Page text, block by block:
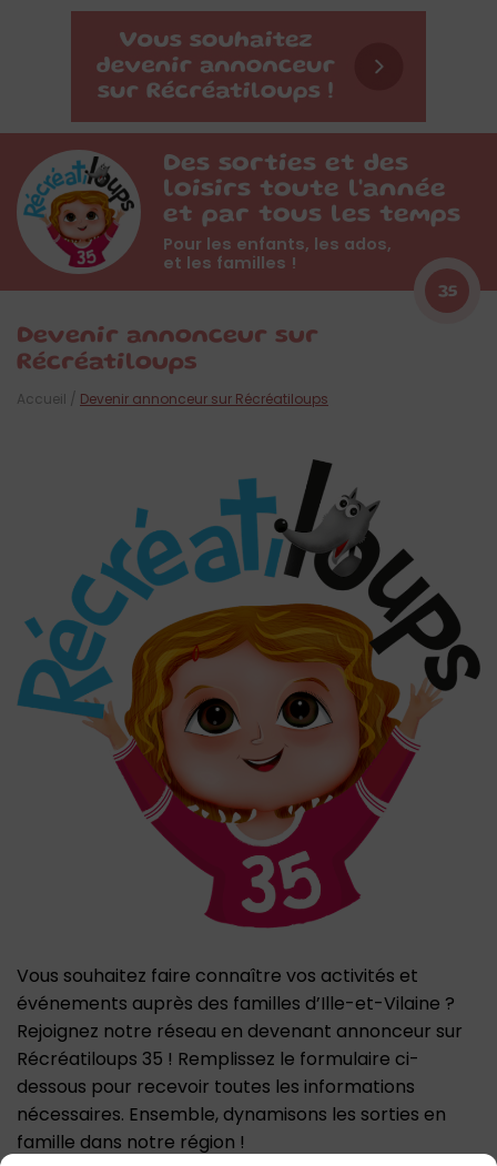
Des sorties et des
loisirs toute l'année
et par tous les temps
Pour les enfants, les ados,
et les familles !
35
Devenir annonceur sur
Récréatiloups
Accueil / Devenir annonceur sur Récréatiloups
Vous souhaitez faire connaître vos activités et
événements auprès des familles d’Ille-et-Vilaine ?
Rejoignez notre réseau en devenant annonceur sur
Récréatiloups 35 ! Remplissez le formulaire ci-
dessous pour recevoir toutes les informations
nécessaires. Ensemble, dynamisons les sorties en
famille dans notre région !